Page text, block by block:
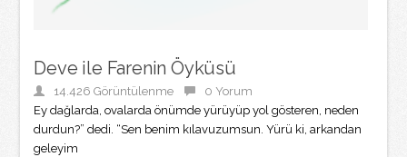
Deve ile Farenin Öyküsü
14.426 Görüntülenme
0 Yorum
Ey dağlarda, ovalarda önümde yürüyüp yol gösteren, neden
durdun?” dedi. “Sen benim kılavuzumsun. Yürü ki, arkandan
geleyim